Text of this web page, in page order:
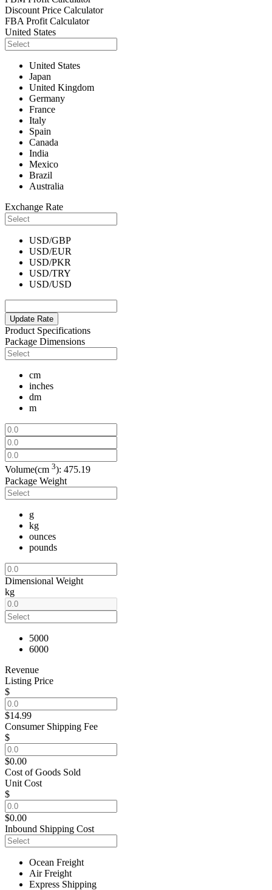
Discount Price Calculator
FBA Profit Calculator
United States
United States
Japan
United Kingdom
Germany
France
Italy
Spain
Canada
India
Mexico
Brazil
Australia
Exchange Rate
USD/GBP
USD/EUR
USD/PKR
USD/TRY
USD/USD
Update Rate
Product Specifications
Package Dimensions
cm
inches
dm
m
Volume(cm 3): 475.19
Package Weight
g
kg
ounces
pounds
Dimensional Weight
kg
5000
6000
Revenue
Listing Price
$
$14.99
Consumer Shipping Fee
$
$0.00
Cost of Goods Sold
Unit Cost
$
$0.00
Inbound Shipping Cost
Ocean Freight
Air Freight
Express Shipping